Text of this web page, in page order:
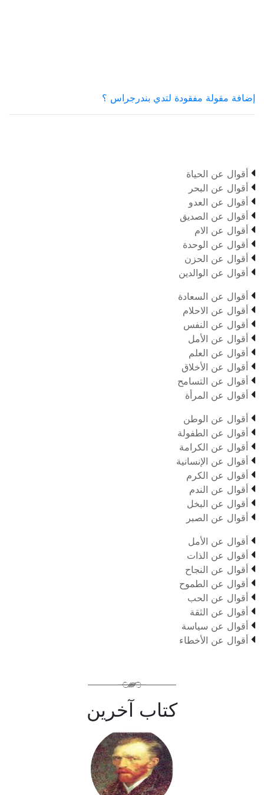
إضافة مقولة مفقودة لتدي بندرجراس ؟
 أقوال عن الحياة
 أقوال عن البحر
 أقوال عن العدو
 أقوال عن الصديق
 أقوال عن الام
 أقوال عن الوحدة
 أقوال عن الحزن
 أقوال عن الوالدين
 أقوال عن السعادة
 أقوال عن الاحلام
 أقوال عن النفس
 أقوال عن الأمل
 أقوال عن العلم
 أقوال عن الأخلاق
 أقوال عن التسامح
 أقوال عن المرأة
 أقوال عن الوطن
 أقوال عن الطفولة
 أقوال عن الكرامة
 أقوال عن الإنسانية
 أقوال عن الكرم
 أقوال عن الندم
 أقوال عن البخل
 أقوال عن الصبر
 أقوال عن الأمل
 أقوال عن الذات
 أقوال عن النجاح
 أقوال عن الطموح
 أقوال عن الحب
 أقوال عن الثقة
 أقوال عن سياسة
 أقوال عن الأخطاء
كتاب آخرين